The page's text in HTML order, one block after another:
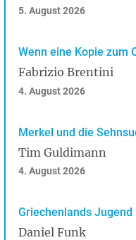
5. August 2026
Wenn eine Kopie zum
Fabrizio Brentini
4. August 2026
Merkel und die
Tim Guldimann
4. August 2026
Griechenlands
Daniel Funk